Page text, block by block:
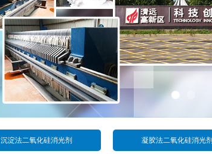
沉淀法二氧化硅消光剂 凝胶法二氧化硅消光剂